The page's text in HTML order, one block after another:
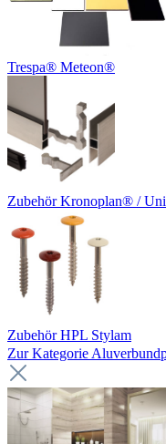
Trespa® Meteon®
Zubehör Kronoplan® /
Zubehör HPL Stylam
Zur Kategorie